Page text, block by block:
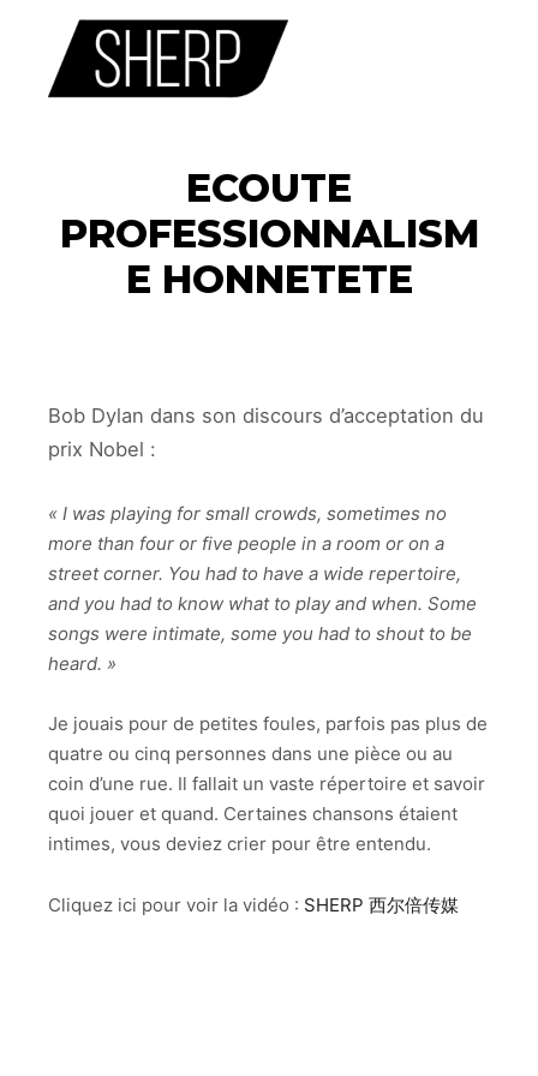
ECOUTE
PROFESSIONNALISM
E HONNETETE
Bob Dylan dans son discours d’acceptation du
prix Nobel :
« I was playing for small crowds, sometimes no
more than four or five people in a room or on a
street corner. You had to have a wide repertoire,
and you had to know what to play and when. Some
songs were intimate, some you had to shout to be
heard. »
Je jouais pour de petites foules, parfois pas plus de
quatre ou cinq personnes dans une pièce ou au
coin d’une rue. Il fallait un vaste répertoire et savoir
quoi jouer et quand. Certaines chansons étaient
intimes, vous deviez crier pour être entendu.
Cliquez ici pour voir la vidéo : SHERP 西尔倍传媒